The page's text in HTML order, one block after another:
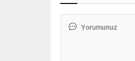
genelinde Kovid-19